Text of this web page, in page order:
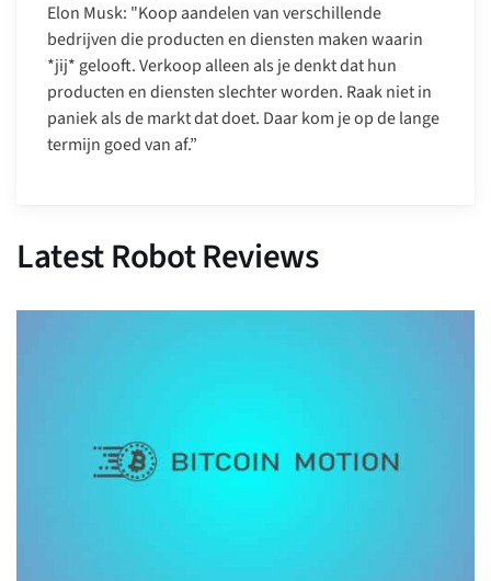
Elon Musk: "Koop aandelen van verschillende
bedrijven die producten en diensten maken waarin
*jij* gelooft. Verkoop alleen als je denkt dat hun
producten en diensten slechter worden. Raak niet in
paniek als de markt dat doet. Daar kom je op de lange
termijn goed van af.”
Latest Robot Reviews